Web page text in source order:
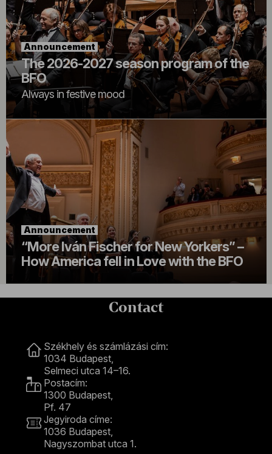
Announcement
The 2026-2027 season program of the
BFO
Always in festive mood
Announcement
“More Iván Fischer for New Yorkers” –
How America fell in Love with the BFO
Contact
Székhely és számlázási cím:
1034 Budapest,
Selmeci utca 14–16.
Postacím:
1300 Budapest,
Pf. 47
Jegyiroda címe:
1036 Budapest,
Nagyszombat utca 1.